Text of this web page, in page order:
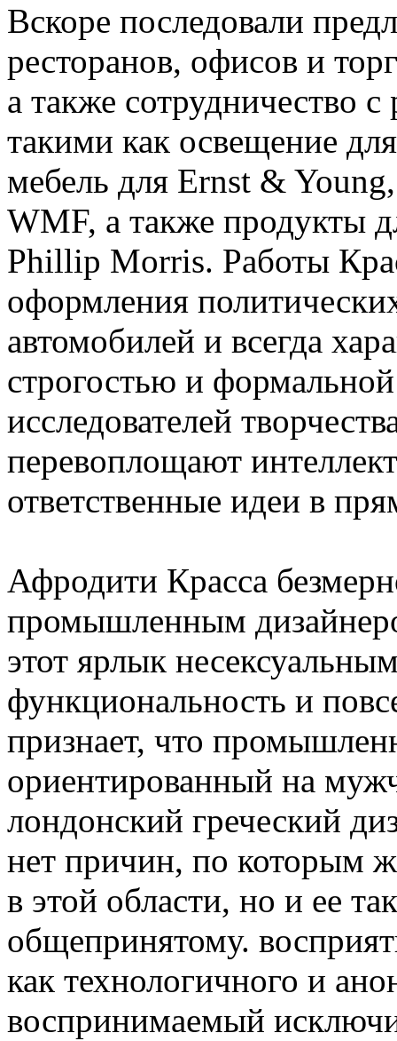
Вскоре последовали
ресторанов, офисов и
а также сотрудничество
такими как освещение
мебель для Ernst &
WMF, а также продукты
Phillip Morris. Работы
оформления
автомобилей и всегда
строгостью и
исследователей
перевоплощают
ответственные идеи в
Афродити Красса
промышленным
этот ярлык
функциональность и
признает, что
ориентированный на
лондонский греческий
нет причин, по которым
в этой области, но и ее
общепринятому.
как технологичного и
воспринимаемый